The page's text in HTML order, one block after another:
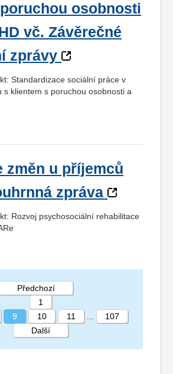
osobnosti
vč. Závěrečné
zprávy
Standardizace sociální práce v
s klientem s poruchou osobnosti a
změn u příjemců
zpráva
Rozvoj psychosociální rehabilitace
STRÁNKA 9 107
Předchozí
1
9 10 11
107
Další